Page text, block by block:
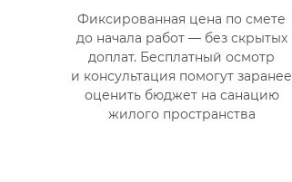
Фиксированная цена по смете
до начала работ — без скрытых
доплат. Бесплатный осмотр
и консультация помогут заранее
оценить бюджет на санацию
жилого пространства